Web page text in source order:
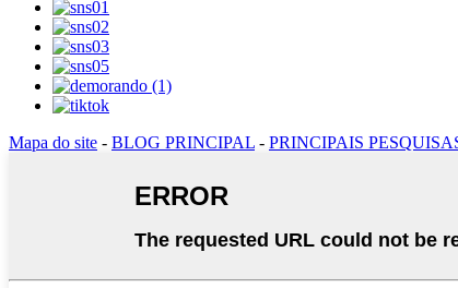
Mapa do site - BLOG PRINCIPAL - PRINCIPAIS